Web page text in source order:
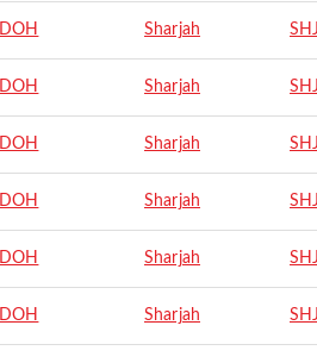
DOH Sharjah SHJ
DOH Sharjah SHJ
DOH Sharjah SHJ
DOH Sharjah SHJ
DOH Sharjah SHJ
DOH Sharjah SHJ